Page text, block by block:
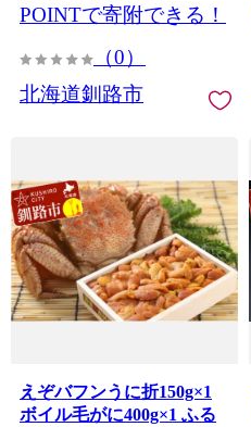
POINTで寄附できる！
（0）
北海道釧路市
えぞバフンうに折150g×1
ボイル毛がに400g×1 ふる